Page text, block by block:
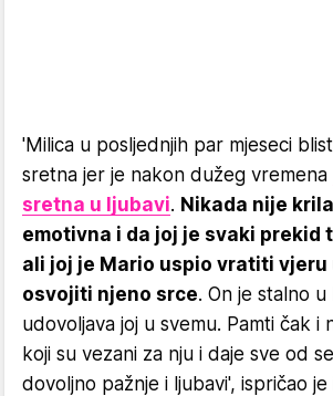
'Milica u posljednjih par mjeseci
sretna jer je nakon dužeg vremena
sretna u ljubavi. Nikada nije
emotivna i da joj je svaki prekid
ali joj je Mario uspio vratiti vjeru
osvojiti njeno srce. On je stalno
udovoljava joj u svemu. Pamti čak i
koji su vezani za nju i daje sve od
dovoljno pažnje i ljubavi', ispričao